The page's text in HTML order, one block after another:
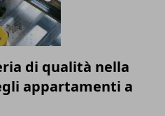
di qualità nella
appartamenti a